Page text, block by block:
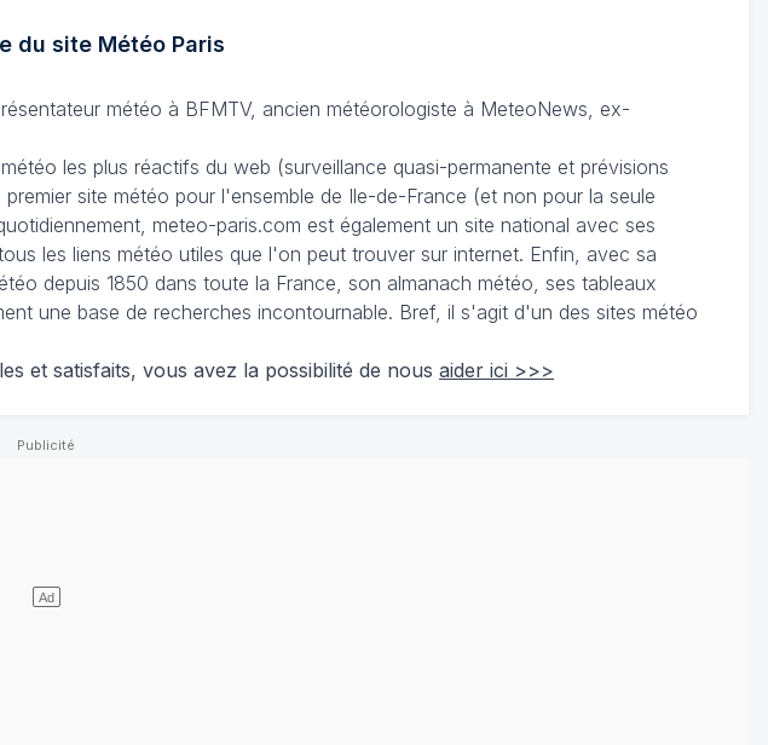
du site MétéoParis
météo à BFMTV, ancien météorologiste à MeteoNews, ex-
les plus réactifs du web (surveillance quasi-permanente et prévisions
site météo pour l'ensemble de Ile-de-France (et non pour la seule
meteo-paris.com est également un site national avec ses
les liens météo utiles que l'on peut trouver sur internet. Enfin, avec sa
depuis 1850 dans toute la France, son almanach météo, ses tableaux
une base de recherches incontournable. Bref, il s'agit d'un des sites météo
et satisfaits, vous avez la possibilité de nous aider ici >>>